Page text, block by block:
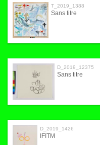
T_2019_1388
Sans titre
D_2019_12375
Sans titre
D_2019_1426
IFITM